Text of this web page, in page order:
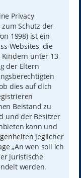
Privacy
zum Schutz der
1998) ist ein
Websites, die
Kindern unter 13
der Eltern
dies auf dich
Beistand zu
und der Besitzer
kann und
jeglicher
„An wen soll ich
juristische
werden.